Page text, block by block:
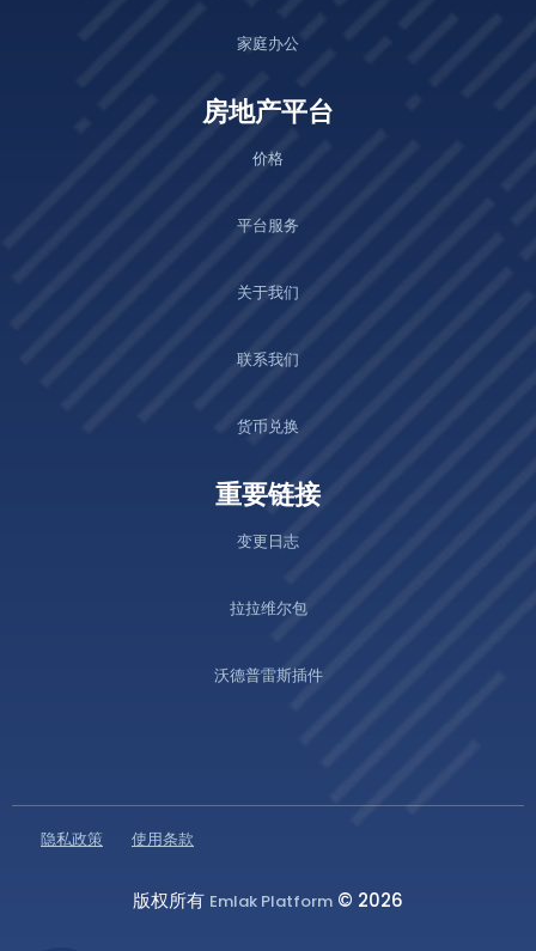
家庭办公
房地产平台
价格
平台服务
关于我们
联系我们
货币兑换
重要链接
变更日志
拉拉维尔包
沃德普雷斯插件
隐私政策 使用条款
版权所有 Emlak Platform © 2026